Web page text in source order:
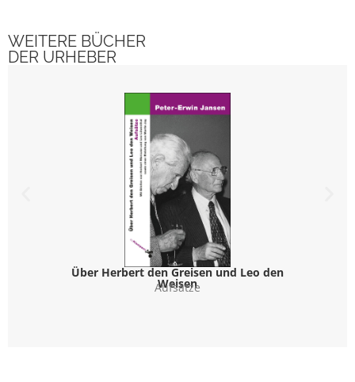
WEITERE BÜCHER
DER URHEBER
Über Herbert den Greisen und Leo den
Weisen
Aufsätze